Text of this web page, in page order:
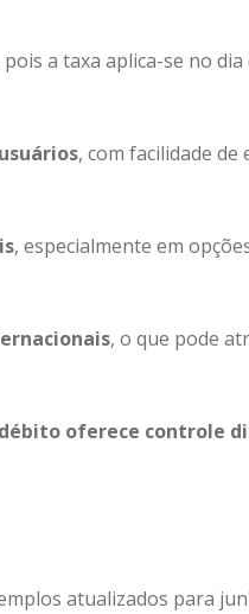
pois a taxa aplica-se no
, com facilidade
, especialmente em
, o que pode
oferece controle
atualizados para